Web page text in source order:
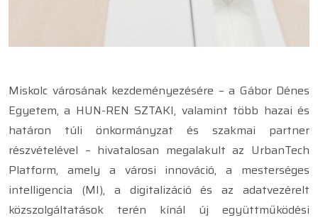
Miskolc városának kezdeményezésére – a Gábor Dénes
Egyetem, a HUN-REN SZTAKI, valamint több hazai és
határon túli önkormányzat és szakmai partner
részvételével – hivatalosan megalakult az UrbanTech
Platform, amely a városi innováció, a mesterséges
intelligencia (MI), a digitalizáció és az adatvezérelt
közszolgáltatások terén kínál új együttműködési